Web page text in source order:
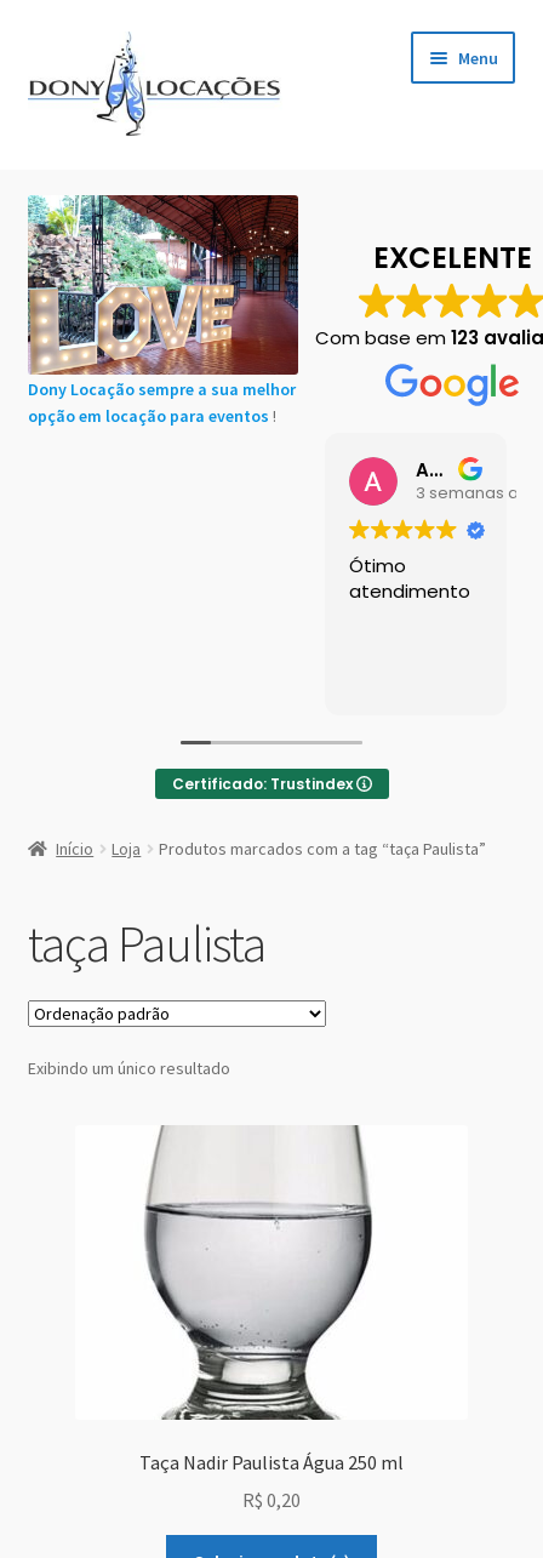
para
navegação
para
o
Menu
Cadastro de Clientes
Carrinho
Chácaras em Botucatu
Contact
Parallax Shop
Big Sale
Fullscreen Fashion
Grid Style 2
Grid Style 3
Sale Countdown
Simple Slider
Dony Locação sempre a sua melhor
opção em locação para eventos !
EXCELENTE
Com base em123
Ana Buttini
3 semanas
Ótimo
atendimento
Certificado: Trustindex
Taça
Nadir
250
Início Loja Produtos marcados com a tag “taça Paulista”
taça Paulista
Exibindo um único resultado
Taça Nadir Paulista Água 250 ml
R$ 0,20